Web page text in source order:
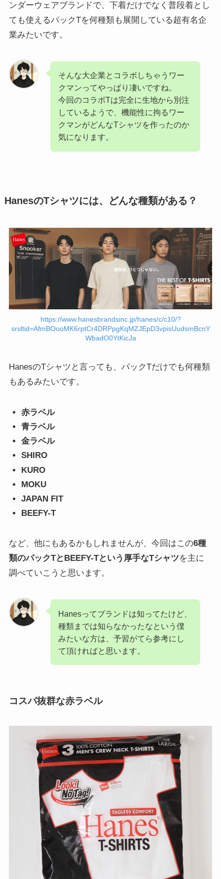
ンダーウェアブランドで、下着だけでなく普段着とし
ても使えるパックTを何種類も展開している超有名企
業みたいです。
そんな大企業とコラボしちゃうワー
クマンってやっぱり凄いですね。
今回のコラボTは完全に生地から別注
しているようで、機能性に拘るワー
クマンがどんなTシャツを作ったのか
気になります。
HanesのTシャツには、どんな種類がある？
https://www.hanesbrandsinc.jp/hanes/c/c10/?
srsltid=AfmBOooMK6rptCr4DRPpgKqMZJEpD3vpisUudsmBcnY
WbadO0YtKicJa
HanesのTシャツと言っても、パックTだけでも何種類
もあるみたいです。
赤ラベル
青ラベル
金ラベル
SHIRO
KURO
MOKU
JAPAN FIT
BEEFY-T
など、他にもあるかもしれませんが、今回はこの6種
類のパックTとBEEFY-Tという厚手なTシャツを主に
調べていこうと思います。
Hanesってブランドは知ってたけど、
種類までは知らなかったなという僕
みたいな方は、予習がてら参考にし
て頂ければと思います。
コスパ抜群な赤ラベル